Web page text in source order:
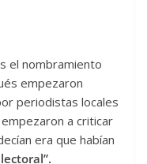
el nombramiento
empezaron
periodistas locales
a criticar
era que habían